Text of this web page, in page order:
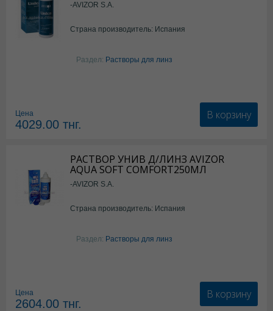
-AVIZOR S.A.
Страна производитель: Испания
Раздел: Растворы для линз
Цена
4029.00 тнг.
В корзину
РАСТВОР УНИВ Д/ЛИНЗ AVIZOR
AQUA SOFT COMFORT250МЛ
-AVIZOR S.A.
Страна производитель: Испания
Раздел: Растворы для линз
Цена
2604.00 тнг.
В корзину